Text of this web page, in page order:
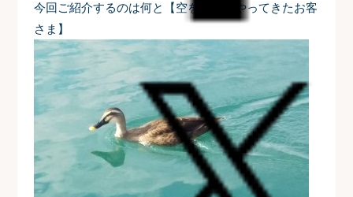
今回ご紹介するのは何と【空を飛んでやってきたお客
さま】